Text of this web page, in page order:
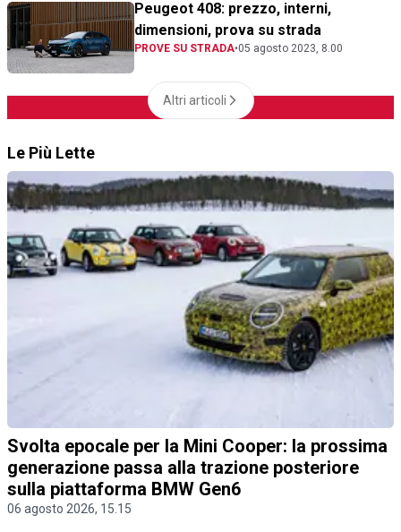
Peugeot 408: prezzo, interni,
dimensioni, prova su strada
PROVE SU STRADA•05 agosto 2023, 8.00
Altri articoli
Le Più Lette
Svolta epocale per la Mini Cooper: la prossima
generazione passa alla trazione posteriore
sulla piattaforma BMW Gen6
06 agosto 2026, 15.15